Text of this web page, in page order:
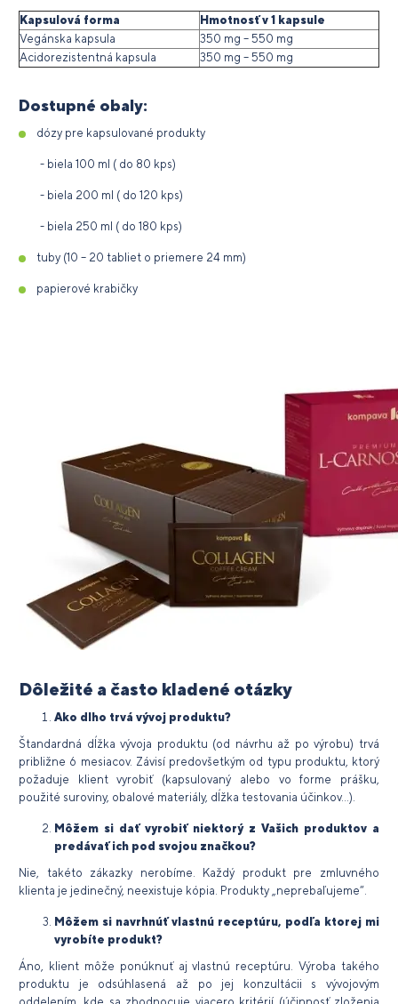
Kapsulová forma
Hmotnosť v 1 kapsule
Vegánska kapsula
350 mg – 550 mg
Acidorezistentná kapsula
350 mg – 550 mg
Dostupné obaly:
dózy pre kapsulované produkty
- biela 100 ml ( do 80 kps)
- biela 200 ml ( do 120 kps)
- biela 250 ml ( do 180 kps)
tuby (10 – 20 tabliet o priemere 24 mm)
papierové krabičky
Dôležité a často kladené otázky
Ako dlho trvá vývoj produktu?
Štandardná dĺžka vývoja produktu (od návrhu až po výrobu) trvá
približne 6 mesiacov. Závisí predovšetkým od typu produktu, ktorý
požaduje klient vyrobiť (kapsulovaný alebo vo forme prášku,
použité suroviny, obalové materiály, dĺžka testovania účinkov...).
Môžem si dať vyrobiť niektorý z Vašich produktov a
predávať ich pod svojou značkou?
Nie, takéto zákazky nerobíme. Každý produkt pre zmluvného
klienta je jedinečný, neexistuje kópia. Produkty „neprebaľujeme“.
Môžem si navrhnúť vlastnú receptúru, podľa ktorej mi
vyrobíte produkt?
Áno, klient môže ponúknuť aj vlastnú receptúru. Výroba takého
produktu je odsúhlasená až po jej konzultácii s vývojovým